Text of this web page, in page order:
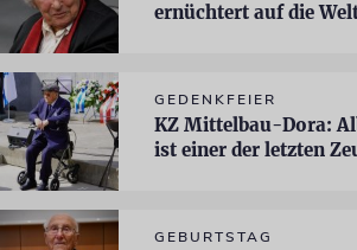
ernüchtert auf die
GEDENKFEIER
KZ Mittelbau-Dora:
ist einer der letzten
GEBURTSTAG